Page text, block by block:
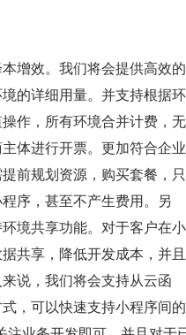
增效。我们将会提供高效的
的详细用量。并支持根据环
作，所有环境合并计费，无
体进行开票。更加符合企业
前规划资源，购买套餐，只
序，甚至不产生费用。另
境共享功能。对于客户在小
共享，降低开发成本，并且
说，我们将会支持从云函
，可以快速支持小程序间的